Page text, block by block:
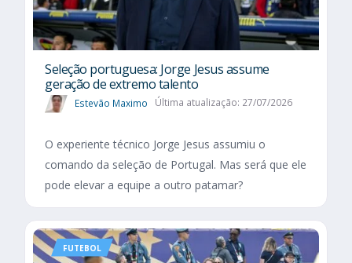
Seleção portuguesa: Jorge Jesus assume
geração de extremo talento
Estevão Maximo Última atualização: 27/07/2026
O experiente técnico Jorge Jesus assumiu o
comando da seleção de Portugal. Mas será que ele
pode elevar a equipe a outro patamar?
FUTEBOL